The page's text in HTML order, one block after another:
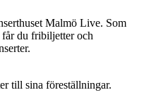
Malmö Live. Som
du fribiljetter och
till sina föreställningar.